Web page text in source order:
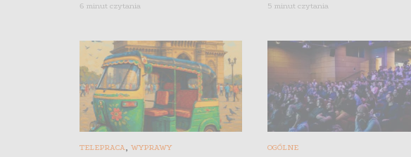
6 minut czytania 5 minut czytania
TELEPRACA, WYPRAWY OGÓLNE